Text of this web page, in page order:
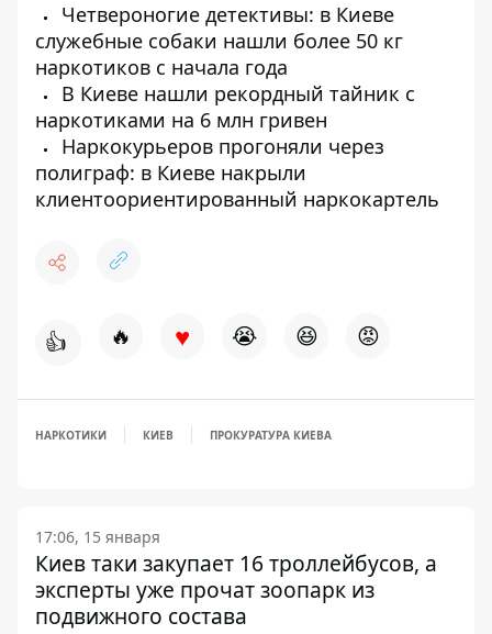
Четвероногие детективы: в Киеве
служебные собаки нашли более 50 кг
наркотиков с начала года
В Киеве нашли рекордный тайник с
наркотиками на 6 млн гривен
Наркокурьеров прогоняли через
полиграф: в Киеве накрыли
клиентоориентированный наркокартель
👍 🔥 ♥ 😭 😆 😡
НАРКОТИКИ КИЕВ ПРОКУРАТУРА КИЕВА
17:06, 15 января
Киев таки закупает 16 троллейбусов, а
эксперты уже прочат зоопарк из
подвижного состава